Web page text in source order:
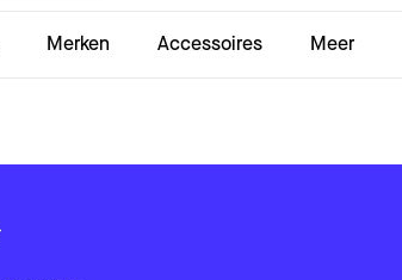
Merken Accessoires Meer